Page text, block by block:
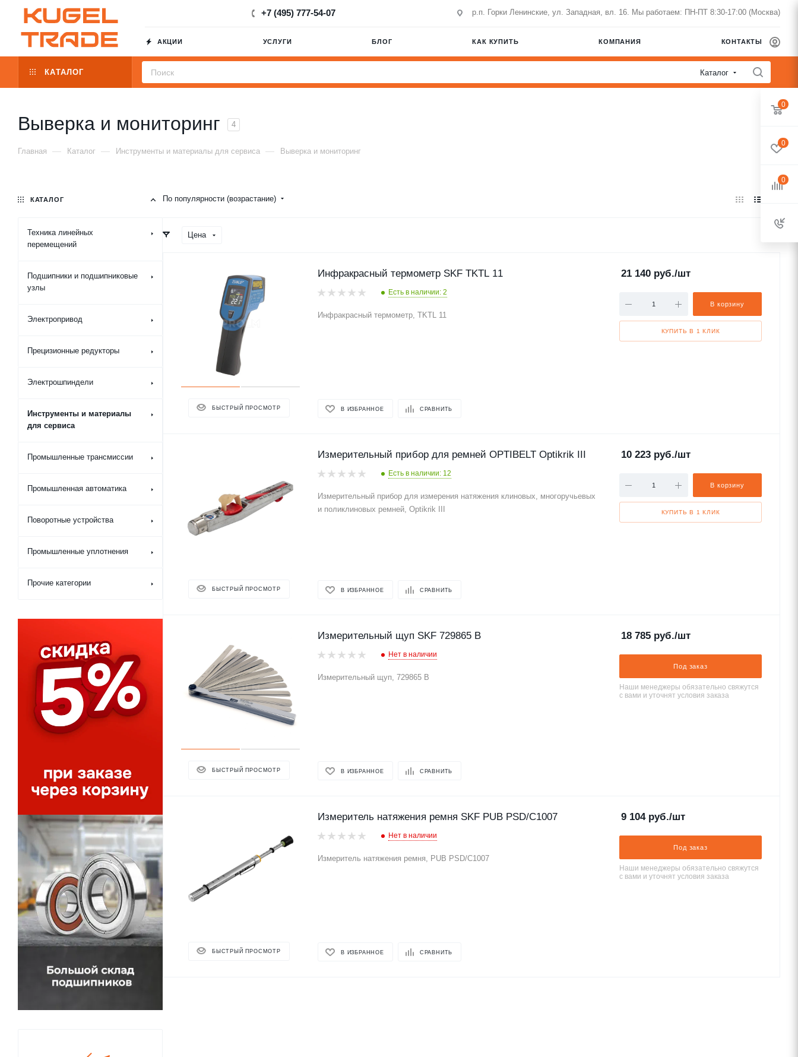
+7 (495) 777-54-07 р.п. Горки Ленинские, ул. Западная, вл. 16. Мы работаем: ПН-ПТ 8:30-17:00 (Москва)
АКЦИИ УСЛУГИ БЛОГ КАК КУПИТЬ КОМПАНИЯ КОНТАКТЫ
КАТАЛОГ Каталог
Выверка и мониторинг 4
Главная — Каталог — Инструменты и материалы для сервиса — Выверка и мониторинг
По популярности (возрастание)
Цена
БЫСТРЫЙ ПРОСМОТР
Инфракрасный термометр SKF TKTL 11
Есть в наличии: 2
Инфракрасный термометр, TKTL 11
В ИЗБРАННОЕ СРАВНИТЬ
21 140 руб./шт
В корзину
КУПИТЬ В 1 КЛИК
БЫСТРЫЙ ПРОСМОТР
Измерительный прибор для ремней OPTIBELT Optikrik III
Есть в наличии: 12
Измерительный прибор для измерения натяжения клиновых, многоручьевых
и поликлиновых ремней, Optikrik III
В ИЗБРАННОЕ СРАВНИТЬ
10 223 руб./шт
В корзину
КУПИТЬ В 1 КЛИК
БЫСТРЫЙ ПРОСМОТР
Измерительный щуп SKF 729865 B
Нет в наличии
Измерительный щуп, 729865 B
В ИЗБРАННОЕ СРАВНИТЬ
18 785 руб./шт
Под заказ
Наши менеджеры обязательно свяжутся
с вами и уточнят условия заказа
БЫСТРЫЙ ПРОСМОТР
Измеритель натяжения ремня SKF PUB PSD/C1007
Нет в наличии
Измеритель натяжения ремня, PUB PSD/C1007
В ИЗБРАННОЕ СРАВНИТЬ
9 104руб./шт
Под заказ
Наши менеджеры обязательно свяжутся
с вами и уточнят условия заказа
КАТАЛОГ
Техника линейных
перемещений
Подшипники и подшипниковые
узлы
Электропривод
Прецизионные редукторы
Электрошпиндели
Инструменты и материалы
для сервиса
Промышленные трансмиссии
Промышленная автоматика
Поворотные устройства
Промышленные уплотнения
Прочие категории
0
0
0